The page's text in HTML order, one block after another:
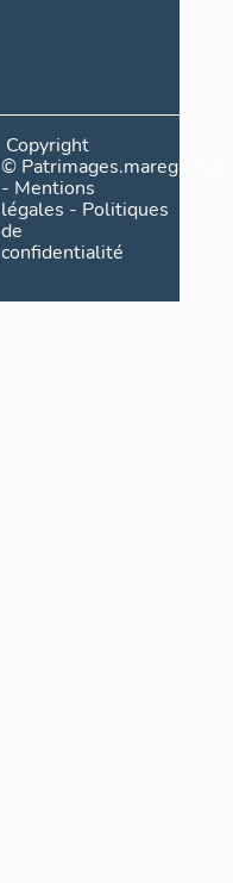
Copyright
©
- Mentions
légales - Politiques
de
confidentialité